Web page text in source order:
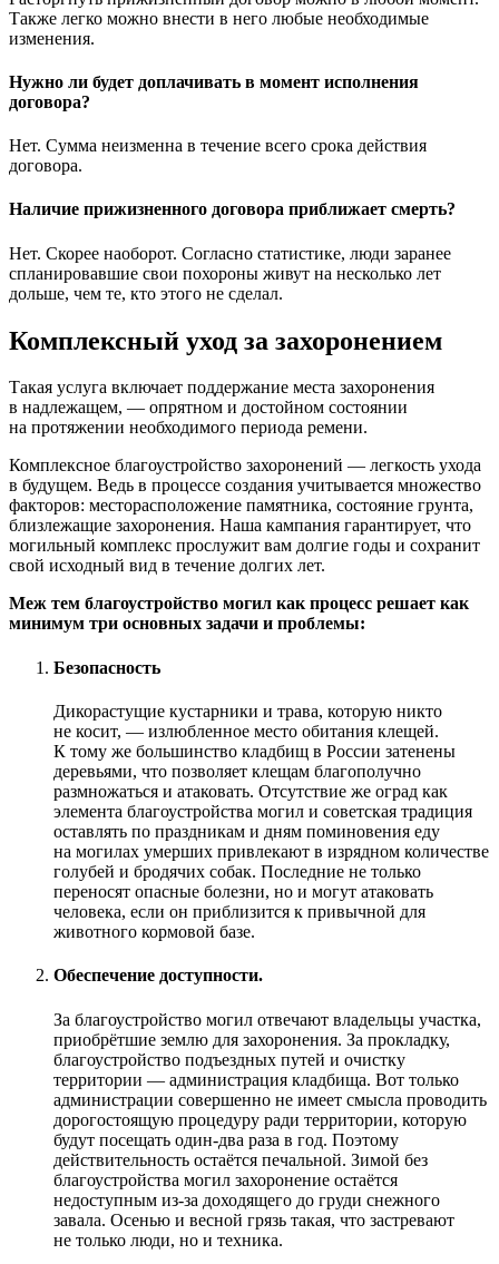
Также легко можно внести в него любые необходимые
изменения.
Нужно ли будет доплачивать в момент исполнения
договора?
Нет. Сумма неизменна в течение всего срока действия
договора.
Наличие прижизненного договора приближает смерть?
Нет. Скорее наоборот. Согласно статистике, люди заранее
спланировавшие свои похороны живут на несколько лет
дольше, чем те, кто этого не сделал.
Комплексный уход за захоронением
Такая услуга включает поддержание места захоронения
в надлежащем, — опрятном и достойном состоянии
на протяжении необходимого периода ремени.
Комплексное благоустройство захоронений — легкость ухода
в будущем. Ведь в процессе создания учитывается множество
факторов: месторасположение памятника, состояние грунта,
близлежащие захоронения. Наша кампания гарантирует, что
могильный комплекс прослужит вам долгие годы и сохранит
свой исходный вид в течение долгих лет.
Меж тем благоустройство могил как процесс решает как
минимум три основных задачи и проблемы:
Безопасность
Дикорастущие кустарники и трава, которую никто
не косит, — излюбленное место обитания клещей.
К тому же большинство кладбищ в России затенены
деревьями, что позволяет клещам благополучно
размножаться и атаковать. Отсутствие же оград как
элемента благоустройства могил и советская традиция
оставлять по праздникам и дням поминовения еду
на могилах умерших привлекают в изрядном количестве
голубей и бродячих собак. Последние не только
переносят опасные болезни, но и могут атаковать
человека, если он приблизится к привычной для
животного кормовой базе.
Обеспечение доступности.
За благоустройство могил отвечают владельцы участка,
приобрётшие землю для захоронения. За прокладку,
благоустройство подъездных путей и очистку
территории — администрация кладбища. Вот только
администрации совершенно не имеет смысла проводить
дорогостоящую процедуру ради территории, которую
будут посещать один-два раза в год. Поэтому
действительность остаётся печальной. Зимой без
благоустройства могил захоронение остаётся
недоступным из-за доходящего до груди снежного
завала. Осенью и весной грязь такая, что застревают
не только люди, но и техника.